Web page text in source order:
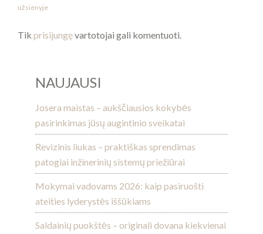
užsienyje
Tik prisijungęvartotojai gali komentuoti.
NAUJAUSI
Josera maistas – aukščiausios kokybės
pasirinkimas jūsų augintinio sveikatai
Revizinis liukas – praktiškas sprendimas
patogiai inžinerinių sistemų priežiūrai
Mokymai vadovams 2026: kaip pasiruošti
ateities lyderystės iššūkiams
Saldainių puokštės – originali dovana kiekvienai